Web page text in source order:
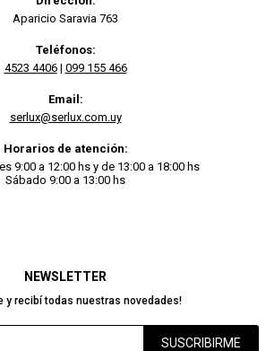
NEWSLETTER
y recibí todas nuestras novedades!
SUSCRIBIRME
Aparicio Saravia 763
Teléfonos:
4523 4406| 099 155 466
Email:
serlux@serlux.com.uy
Horarios de atención:
9:00 a 12:00 hs y de 13:00 a 18:00 hs
Sábado 9:00 a 13:00 hs